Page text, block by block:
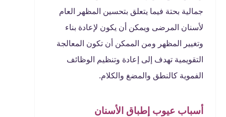
جمالية بحتة فيما يتعلق بتحسين المظهر العام
لأسنان المرضى ويمكن أن يكون لإعادة بناء
وتغيير المظهر ومن الممكن أن تكون المعالجة
التقويمية تهدف إلى إعادة وتنظيم الوظائف
الفموية كالنطق والمضغ والكلام.
أسباب عيوب إطباق الأسنان